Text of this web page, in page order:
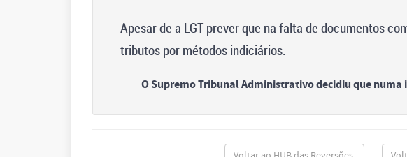
Apesar de a LGT prever que na falta de documentos
tributos por métodos indiciários.
O Supremo Tribunal Administrativo decidiu que